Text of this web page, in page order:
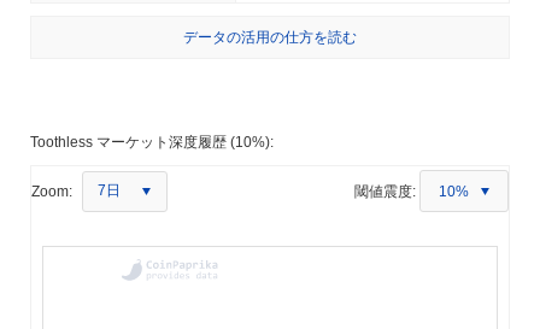
データの活用の仕方を読む
Toothless マーケット深度履歴 (10%):
Zoom: 7日 閾値震度: 10%